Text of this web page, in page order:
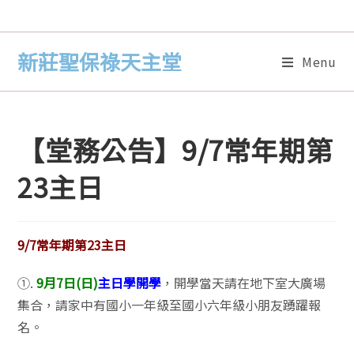
新莊聖保祿天主堂 Menu
【堂務公告】9/7常年期第
23主日
9/7常年期第23主日
①.9月7日(日)主日學開學 ，開學當天請在地下室大廣場
集合，請家中有國小一年級至國小六年級小朋友踴躍報
名。